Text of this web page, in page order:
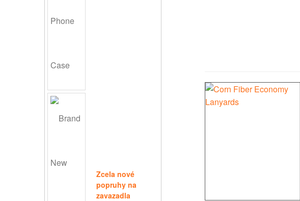
Zcela nové
popruhy na
zavazadla